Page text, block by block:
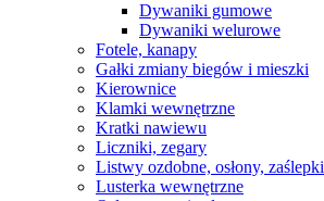
Dywaniki gumowe
Dywaniki welurowe
Fotele, kanapy
Gałki zmiany biegów i mieszki
Kierownice
Klamki wewnętrzne
Kratki nawiewu
Liczniki, zegary
Listwy ozdobne, osłony, zaślepki
Lusterka wewnętrzne